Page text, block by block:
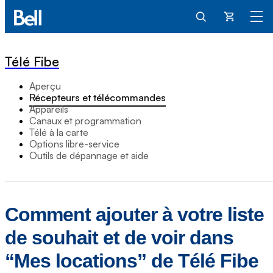
Panier
Télé Fibe
Aperçu
Récepteurs et télécommandes
Appareils
Canaux et programmation
Télé à la carte
Options libre-service
Outils de dépannage et aide
Comment ajouter à votre liste
de souhait et de voir dans
“Mes locations” de Télé Fibe